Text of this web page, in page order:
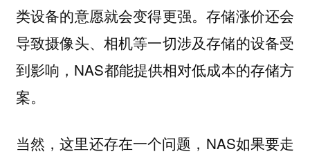
类设备的意愿就会变得更强。存储涨价还会
导致摄像头、相机等一切涉及存储的设备受
到影响，NAS都能提供相对低成本的存储方
案。
当然，这里还存在一个问题，NAS如果要走